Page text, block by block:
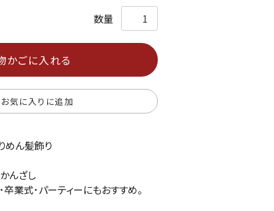
お気に入りに追加
かごに入れる
めん髪飾り
んざし
業式･パーティーにもおすすめ。